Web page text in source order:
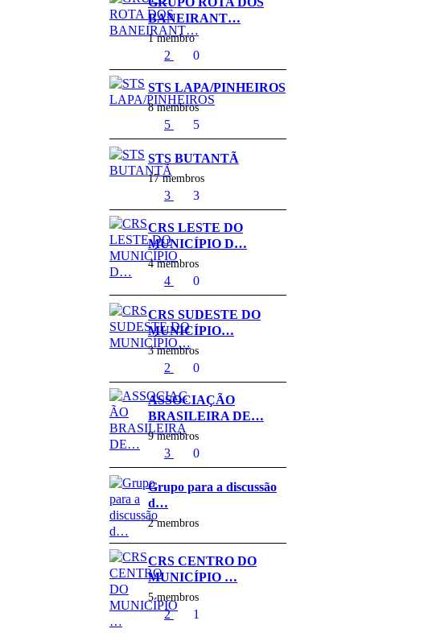
BANEIRANT…
1 membro
2 0
STS LAPA/PINHEIROS
8 membros
5 5
STS BUTANTÃ
17 membros
3 3
CRS LESTE DO
MUNICÍPIO D…
4 membros
4 0
CRS SUDESTE DO
MUNICÍPIO…
3 membros
2 0
ASSOCIAÇÃO
BRASILEIRA DE…
9 membros
3 0
Grupo para a discussão
d…
2 membros
CRS CENTRO DO
MUNICÍPIO …
5 membros
2 1